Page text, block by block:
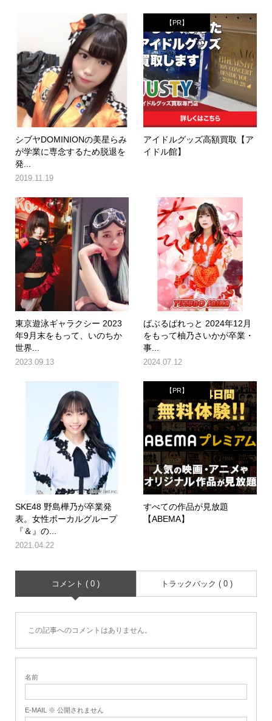
シブヤDOMINIONの美星らみ
が学業に専念するため脱退を
発...
2019.11.19
【PR】
アイドルグッズ高額買取【ア
イドル館】
東京遊泳ギャラクシー 2023
年9月末をもって、いのちか
世界...
2023.09.13
ばぶるぱれっと 2024年12月
をもって柚乃さいかが卒業・
事...
2024.07.12
SKE48 野島樺乃が卒業発
表。女性ボーカルグループ
『＆』の...
2021.04.22
【PR】
すべての作品が見放題
【ABEMA】
コメント ( 0 ) トラックバック ( 0 )
この記事へのコメントはありません。
名前
E-MAIL ※ 公開されません